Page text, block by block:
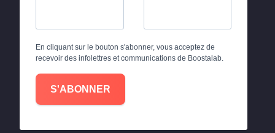
En cliquant sur le bouton s'abonner, vous acceptez de
recevoir des infolettres et communications de Boostalab.
S'ABONNER